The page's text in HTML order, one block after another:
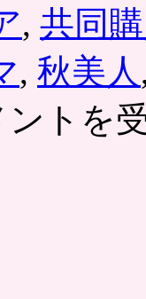
購
入
ト
人
気
, 共同
, 秋美人
ントを